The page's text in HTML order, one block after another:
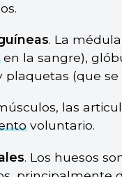
. La
en la sangre),
(que
las
voluntario.
. Los huesos